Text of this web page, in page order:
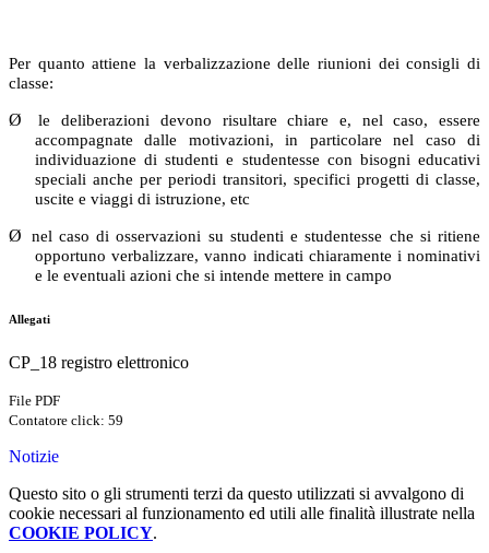
Per quanto attiene la verbalizzazione delle riunioni dei consigli di
classe:
Ø
le deliberazioni devono risultare chiare e, nel caso, essere
accompagnate dalle motivazioni, in particolare nel caso di
individuazione di studenti e studentesse con bisogni educativi
speciali anche per periodi transitori, specifici progetti di classe,
uscite e viaggi di istruzione, etc
Ø nel caso di osservazioni su studenti e studentesse che si ritiene
opportuno verbalizzare, vanno indicati chiaramente i nominativi
e le eventuali azioni che si intende mettere in campo
Allegati
CP_18 registro elettronico
File PDF
Contatore click: 59
Notizie
Questo sito o gli strumenti terzi da questo utilizzati si avvalgono di
cookie necessari al funzionamento ed utili alle finalità illustrate nella
COOKIE POLICY.